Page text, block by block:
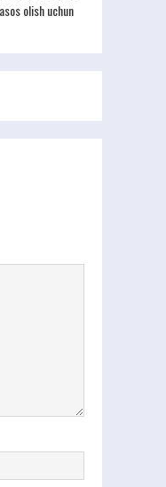
olish uchun